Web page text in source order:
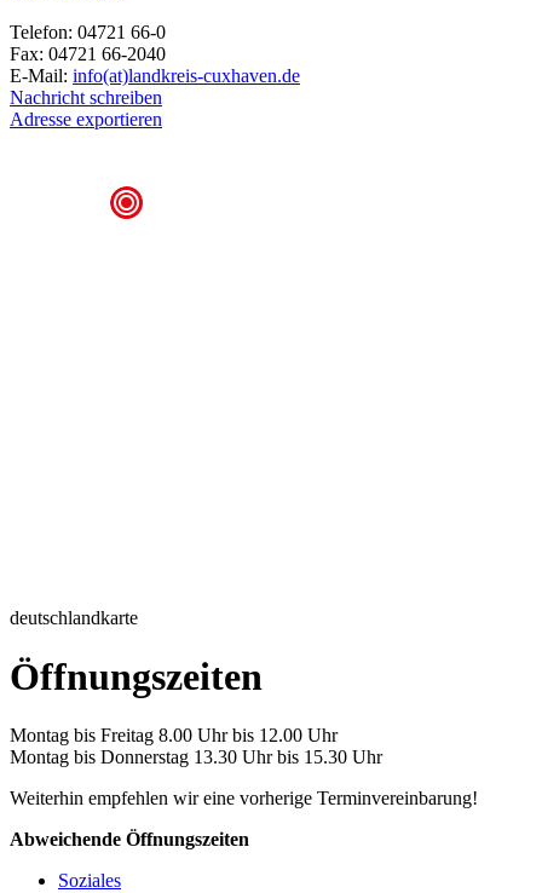
Telefon: 04721 66-0
Fax: 04721 66-2040
E-Mail: info(at)landkreis-cuxhaven.de
Nachricht schreiben
Adresse exportieren
deutschlandkarte
Öffnungszeiten
Montag bis Freitag 8.00 Uhr bis 12.00 Uhr
Montag bis Donnerstag 13.30 Uhr bis 15.30 Uhr
Weiterhin empfehlen wir eine vorherige Terminvereinbarung!
Abweichende Öffnungszeiten
Soziales